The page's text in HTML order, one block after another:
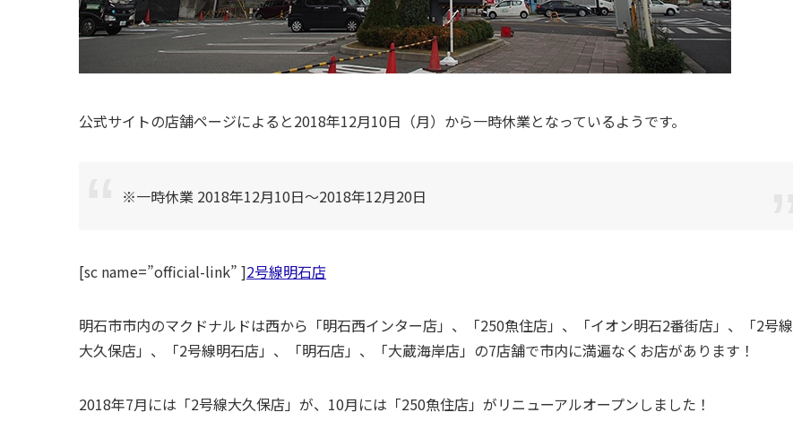
公式サイトの店舗ページによると2018年12月10日（月）から一時休業となっているようです。
※一時休業 2018年12月10日～2018年12月20日
[sc name=”official-link” ]2号線明石店
明石市市内のマクドナルドは西から「明石西インター店」、「250魚住店」、「イオン明石2番街店」、「2号線
大久保店」、「2号線明石店」、「明石店」、「大蔵海岸店」の7店舗で市内に満遍なくお店があります！
2018年7月には「2号線大久保店」が、10月には「250魚住店」がリニューアルオープンしました！